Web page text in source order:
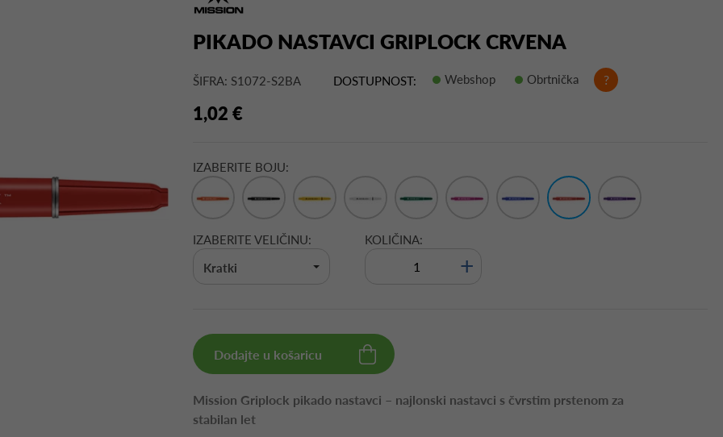
PIKADO NASTAVCI GRIPLOCK CRVENA
ŠIFRA: S1072-S2BA DOSTUPNOST: Webshop Obrtnička ?
1,02 €
IZABERITE BOJU:
IZABERITE VELIČINU:
Kratki
KOLIČINA:
+
Dodajte u košaricu
Mission Griplock pikado nastavci – najlonski nastavci s čvrstim prstenom za
stabilan let